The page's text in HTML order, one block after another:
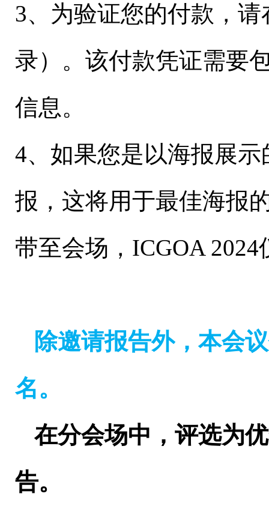
3、为验证您的付款，
录）。该付款凭证需要
信息。
4、如果您是以海报展
报，这将用于最佳海报
带至会场，ICGOA
除邀请报告外，本会
名。
在分会场中，评选为
告。